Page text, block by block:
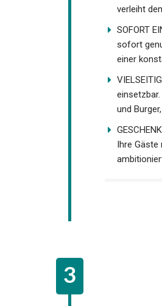
verleiht
SOFORT
sofort
einer
und
Ihre